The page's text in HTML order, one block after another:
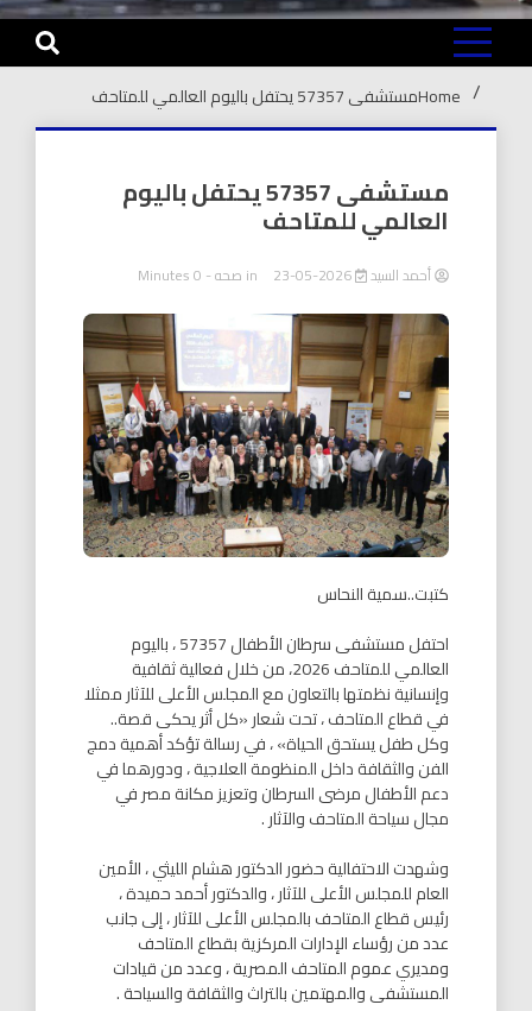
Homeمستشفى 57357 يحتفل باليوم العالمي للمتاحف
مستشفى 57357 يحتفل باليوم
العالمي للمتاحف
أحمد السيد 2026-05-23
in صحه- 0 Minutes
كتبت..سمية النحاس
احتفل مستشفى سرطان الأطفال 57357 ، باليوم
العالمي للمتاحف 2026، من خلال فعالية ثقافية
وإنسانية نظمتها بالتعاون مع المجلس الأعلى للآثار ممثلا
في قطاع المتاحف ، تحت شعار «كل أثر يحكى قصة..
وكل طفل يستحق الحياة» ، في رسالة تؤكد أهمية دمج
الفن والثقافة داخل المنظومة العلاجية ، ودورهما في
دعم الأطفال مرضى السرطان وتعزيز مكانة مصر في
مجال سياحة المتاحف والآثار .
وشهدت الاحتفالية حضور الدكتور هشام الليثي ، الأمين
العام للمجلس الأعلى للآثار ، والدكتور أحمد حميدة ،
رئيس قطاع المتاحف بالمجلس الأعلى للآثار ، إلى جانب
عدد من رؤساء الإدارات المركزية بقطاع المتاحف
ومديري عموم المتاحف المصرية ، وعدد من قيادات
المستشفى والمهتمين بالتراث والثقافة والسياحة .